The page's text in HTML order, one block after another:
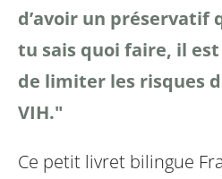
d’avoir un préservatif
tu sais quoi faire, il
de limiter les risques
VIH."
Ce petit livret bilingue